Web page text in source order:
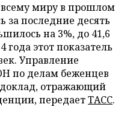
миру в прошлом
за последние десять
на 3%, до 41,6
года этот показатель
Управление
по делам беженцев
отражающий
передаетТАСС.